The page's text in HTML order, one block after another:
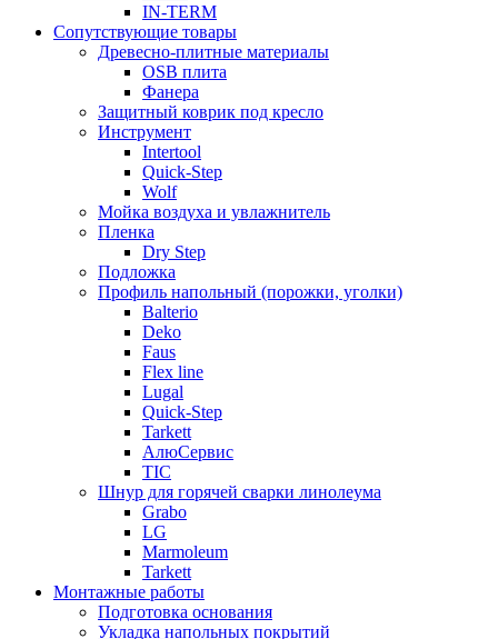
IN-TERM
Сопутствующие товары
Древесно-плитные материалы
OSB плита
Фанера
Защитный коврик под кресло
Инструмент
Intertool
Quick-Step
Wolf
Мойка воздуха и увлажнитель
Пленка
Dry Step
Подложка
Профиль напольный (порожки, уголки)
Balterio
Deko
Faus
Flex line
Lugal
Quick-Step
Tarkett
АлюСервис
ТІС
Шнур для горячей сварки линолеума
Grabo
LG
Marmoleum
Tarkett
Монтажные работы
Подготовка основания
Укладка напольных покрытий